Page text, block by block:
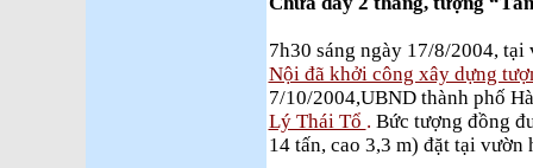
7h30 sáng ngày 17/8/2004,
Nội đã khởi công xây dựng
7/10/2004,UBND thành phố
Lý Thái Tổ . Bức tượng đồng
14 tấn, cao 3,3 m) đặt tại vườn